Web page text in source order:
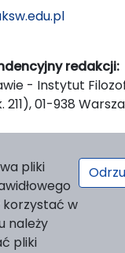
redakcji:
- Instytut
211), 01-938
UKSW, ul.
pliki
korzystać w
należy
pliki